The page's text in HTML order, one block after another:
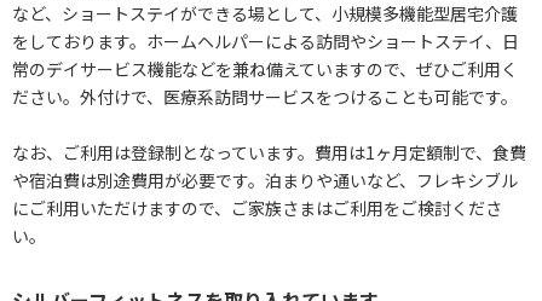
など、ショートステイができる場として、小規模多機能型居宅介護
をしております。ホームヘルパーによる訪問やショートステイ、日
常のデイサービス機能などを兼ね備えていますので、ぜひご利用く
ださい。外付けで、医療系訪問サービスをつけることも可能です。
なお、ご利用は登録制となっています。費用は1ヶ月定額制で、食費
や宿泊費は別途費用が必要です。泊まりや通いなど、フレキシブル
にご利用いただけますので、ご家族さまはご利用をご検討くださ
い。